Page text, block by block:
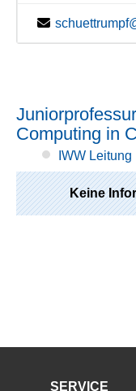
Computing in
IWW Leitung
Keine
SERVICE